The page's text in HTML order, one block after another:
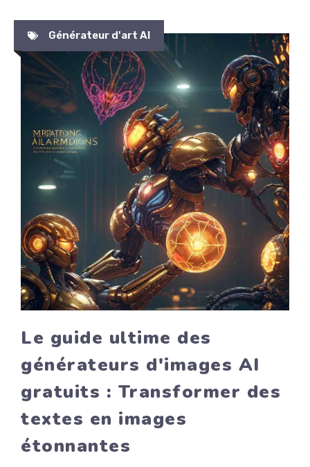
Générateur d'art AI
Le guide ultime des
générateurs d'images AI
gratuits : Transformer des
textes en images
étonnantes